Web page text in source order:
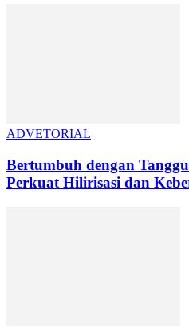
ADVETORIAL
Bertumbuh dengan
Perkuat Hilirisasi dan